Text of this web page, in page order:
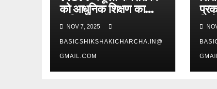
को आधुनिक शिक्षण का
प्रशिक्षण
NOV 7, 2025
BASICSHIKSHAKICHARCHA.IN@
GMAIL.COM